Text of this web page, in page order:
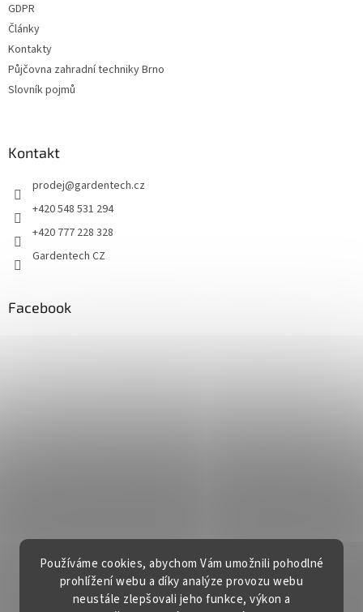
Používáme cookies, abychom Vám umožnili pohodlné
prohlížení webu a díky analýze provozu webu
neustále zlepšovali jeho funkce, výkon a
GDPR
Články
Kontakty
Půjčovna zahradní techniky Brno
Slovník pojmů
Kontakt
prodej@gardentech.cz
+420 548 531 294
+420 777 228 328
Gardentech CZ
Facebook